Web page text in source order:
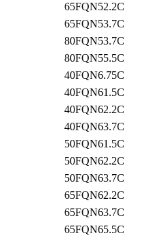
65FQN52.2C
65FQN53.7C
80FQN53.7C
80FQN55.5C
40FQN6.75C
40FQN61.5C
40FQN62.2C
40FQN63.7C
50FQN61.5C
50FQN62.2C
50FQN63.7C
65FQN62.2C
65FQN63.7C
65FQN65.5C